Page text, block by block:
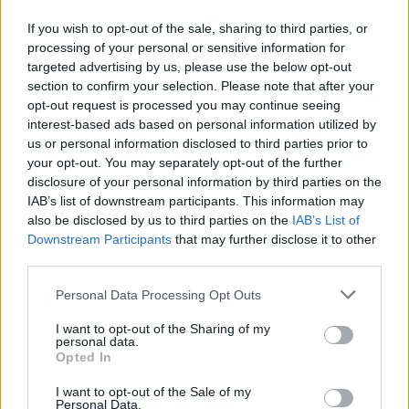
If you wish to opt-out of the sale, sharing to third parties, or
processing of your personal or sensitive information for
targeted advertising by us, please use the below opt-out
section to confirm your selection. Please note that after your
opt-out request is processed you may continue seeing
interest-based ads based on personal information utilized by
us or personal information disclosed to third parties prior to
your opt-out. You may separately opt-out of the further
disclosure of your personal information by third parties on the
IAB’s list of downstream participants. This information may
also be disclosed by us to third parties on the IAB’s List of
Downstream Participants that may further disclose it to other
Please note that this website/app uses one or more Google
not limited to your visit or usage behaviour. You may click to
grant or deny consent to Google and its third-party tags to
use your data for below specified purposes in below Google
consent section.
Personal Data Processing Opt Outs
I want to opt-out of the Sharing of my
personal data.
Opted In
I want to opt-out of the Sale of my
Personal Data.
Jaj, a világ! podcast. Magyar zenészek érvényesülése
a nemzetközi piacon – beszélgetések életutakról,
stratégiákról a külföldön ...